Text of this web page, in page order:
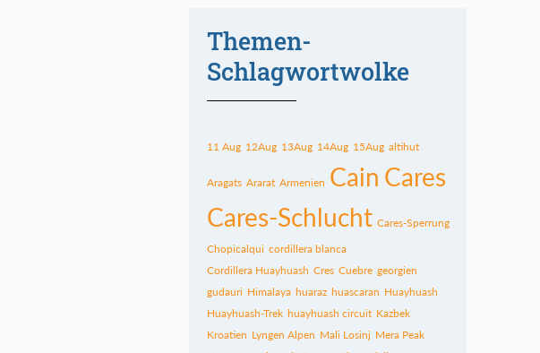
Themen-
Schlagwortwolke
11 Aug 12Aug 13Aug 14Aug 15Aug altihut
Aragats Ararat Armenien Cain Cares
Cares-Schlucht Cares-Sperrung
Chopicalqui cordillera blanca
Cordillera Huayhuash Cres Cuebre georgien
gudauri Himalaya huaraz huascaran Huayhuash
Huayhuash-Trek huayhuash circuit Kazbek
Kroatien Lyngen Alpen Mali Losinj Mera Peak